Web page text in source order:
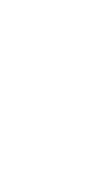
op de